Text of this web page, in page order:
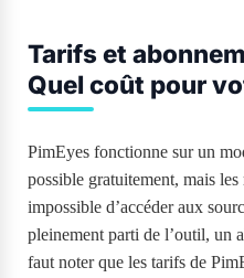
Tarifs et
Quel coût pour
PimEyes fonctionne sur un
possible gratuitement, mais
impossible d’accéder aux
pleinement parti de l’outil, un
faut noter que les tarifs de